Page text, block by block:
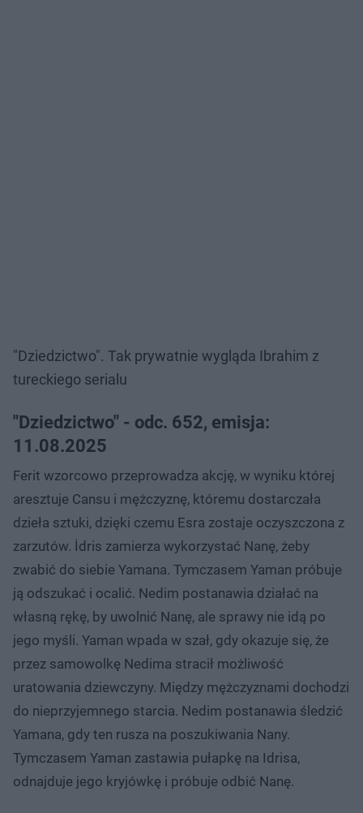
"Dziedzictwo". Tak prywatnie wygląda Ibrahim z
tureckiego serialu
"Dziedzictwo" - odc. 652, emisja:
11.08.2025
Ferit wzorcowo przeprowadza akcję, w wyniku której
aresztuje Cansu i mężczyznę, któremu dostarczała
dzieła sztuki, dzięki czemu Esra zostaje oczyszczona z
zarzutów. İdris zamierza wykorzystać Nanę, żeby
zwabić do siebie Yamana. Tymczasem Yaman próbuje
ją odszukać i ocalić. Nedim postanawia działać na
własną rękę, by uwolnić Nanę, ale sprawy nie idą po
jego myśli. Yaman wpada w szał, gdy okazuje się, że
przez samowolkę Nedima stracił możliwość
uratowania dziewczyny. Między mężczyznami dochodzi
do nieprzyjemnego starcia. Nedim postanawia śledzić
Yamana, gdy ten rusza na poszukiwania Nany.
Tymczasem Yaman zastawia pułapkę na Idrisa,
odnajduje jego kryjówkę i próbuje odbić Nanę.